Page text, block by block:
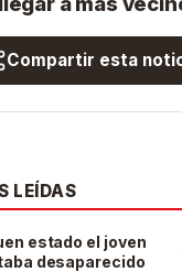
Compartir esta
LEÍDAS
estado el joven
desaparecido